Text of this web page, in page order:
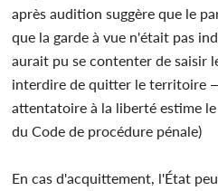
après audition suggère que le
que la garde à vue n'était pas
aurait pu se contenter de saisir
interdire de quitter le territoire
attentatoire à la liberté estime
du Code de procédure pénale)
En cas d'acquittement, l'État